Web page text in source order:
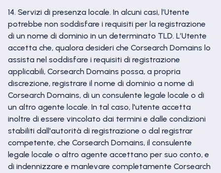
14. Servizi di presenza locale. In alcuni casi, l’Utente
potrebbe non soddisfare i requisiti per la registrazione
di un nome di dominio in un determinato TLD. L’Utente
accetta che, qualora desideri che Corsearch Domains lo
assista nel soddisfare i requisiti di registrazione
applicabili, Corsearch Domains possa, a propria
discrezione, registrare il nome di dominio a nome di
Corsearch Domains, di un consulente legale locale o di
un altro agente locale. In tal caso, l'utente accetta
inoltre di essere vincolato dai termini e dalle condizioni
stabiliti dall'autorità di registrazione o dal registrar
competente, che Corsearch Domains, il consulente
legale locale o altro agente accettano per suo conto, e
di indennizzare e manlevare completamente Corsearch